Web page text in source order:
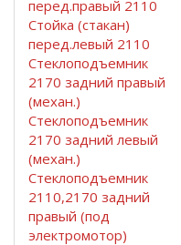
перед.правый 2110
Стойка (стакан)
перед.левый 2110
Стеклоподъемник
2170 задний правый
(механ.)
Стеклоподъемник
2170 задний левый
(механ.)
Стеклоподъемник
2110,2170 задний
правый (под
электромотор)